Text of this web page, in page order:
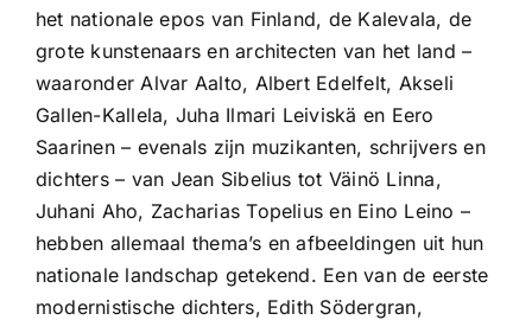
het nationale epos van Finland, de Kalevala, de
grote kunstenaars en architecten van het land –
waaronder Alvar Aalto, Albert Edelfelt, Akseli
Gallen-Kallela, Juha Ilmari Leiviskä en Eero
Saarinen – evenals zijn muzikanten, schrijvers en
dichters – van Jean Sibelius tot Väinö Linna,
Juhani Aho, Zacharias Topelius en Eino Leino –
hebben allemaal thema’s en afbeeldingen uit hun
nationale landschap getekend. Een van de eerste
modernistische dichters, Edith Södergran,